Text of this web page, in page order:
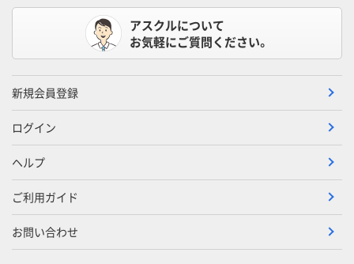
アスクルについて
お気軽にご質問ください。
新規会員登録
ログイン
ヘルプ
ご利用ガイド
お問い合わせ